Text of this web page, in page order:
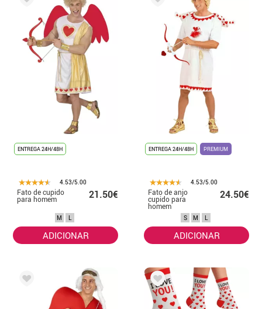
ENTREGA 24H/48H
4.53/5.00
Fato de cupido
para homem 21.50€
M L
ADICIONAR
ENTREGA 24H/48H PREMIUM
4.53/5.00
Fato de anjo
cupido para
homem
24.50€
S M L
ADICIONAR